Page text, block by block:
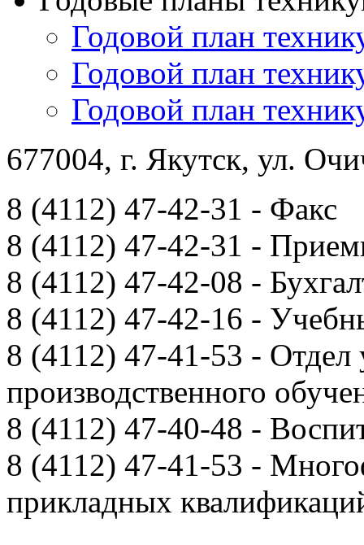
Годовой план
Годовой план
Годовой план
677004, г. Якутск, ул.
8 (4112) 47-42-31 - Факс
8 (4112) 47-42-31 -
8 (4112) 47-42-08 -
8 (4112) 47-42-16 -
8 (4112) 47-41-53 - Отдел
производственного
8 (4112) 47-40-48 -
8 (4112) 47-41-53 -
прикладных